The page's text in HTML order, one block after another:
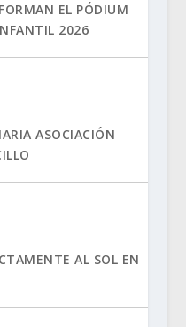
EL PÓDIUM
2026
ASOCIACIÓN
AL SOL EN